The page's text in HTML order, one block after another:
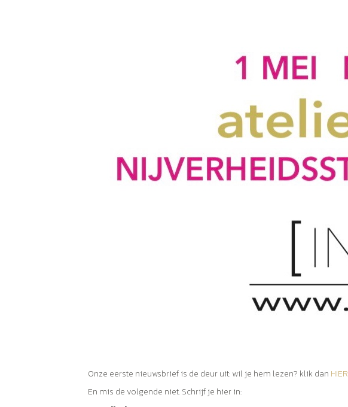
Onze eerste nieuwsbrief is de deur uit: wil je hem lezen? klik dan HIER
En mis de volgende niet. Schrijf je hier in: